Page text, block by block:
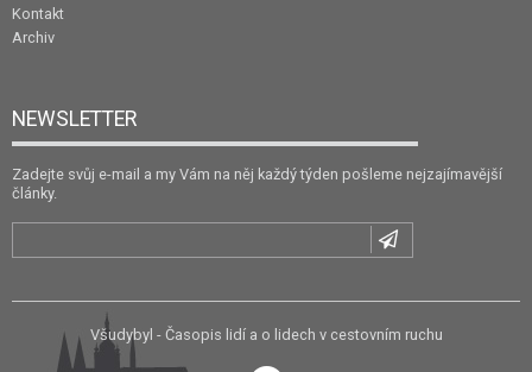
Kontakt
Archiv
NEWSLETTER
Zadejte svůj e-mail a my Vám na něj každý týden pošleme nejzajímavější
články.
Všudybyl - Časopis lidí a o lidech v cestovním ruchu